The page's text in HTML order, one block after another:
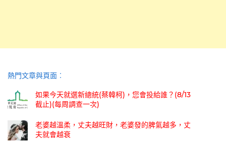
熱門文章與頁面︰
如果今天就選新總統(蔡韓柯)，您會投給誰？(8/13
截止)(每周調查一次)
老婆越溫柔，丈夫越旺財，老婆發的脾氣越多，丈
夫就會越衰